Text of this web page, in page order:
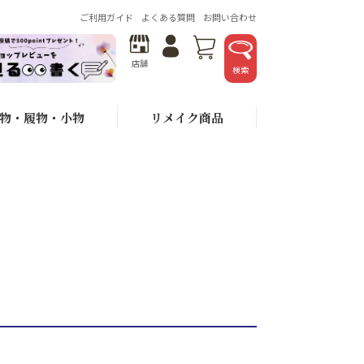
ご利用ガイド よくある質問 お問い合わせ
店舗
検索
・履物・小物 リメイク商品